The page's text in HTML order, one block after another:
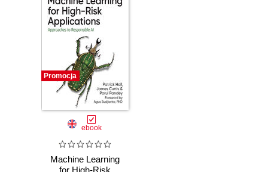
Promocja
ebook
Machine Learning